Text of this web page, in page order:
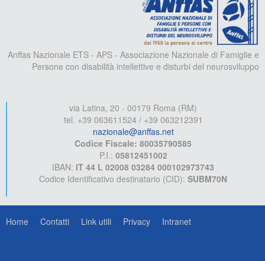
Anffas Nazionale ETS - APS - Associazione Nazionale di Famiglie e
Persone con disabilità intellettive e disturbi del neurosviluppo
via Latina, 20 - 00179 Roma (RM)
tel. +39 063611524 / +39 063212391
nazionale@anffas.net
Codice Fiscale: 80035790585
P.I.: 05812451002
IBAN: IT 44 L 02008 03284 000102973743
Codice Identificativo destinatario (CID): SUBM70N
Home Contatti Link utili Privacy Intranet